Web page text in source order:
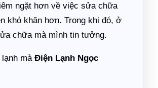
ngặt hơn về việc sửa chữa
khó khăn hơn. Trong khi đó, ở
chữa mà mình tin tưởng.
lạnh màĐiện Lạnh Ngọc